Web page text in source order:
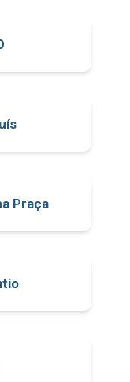
Praça